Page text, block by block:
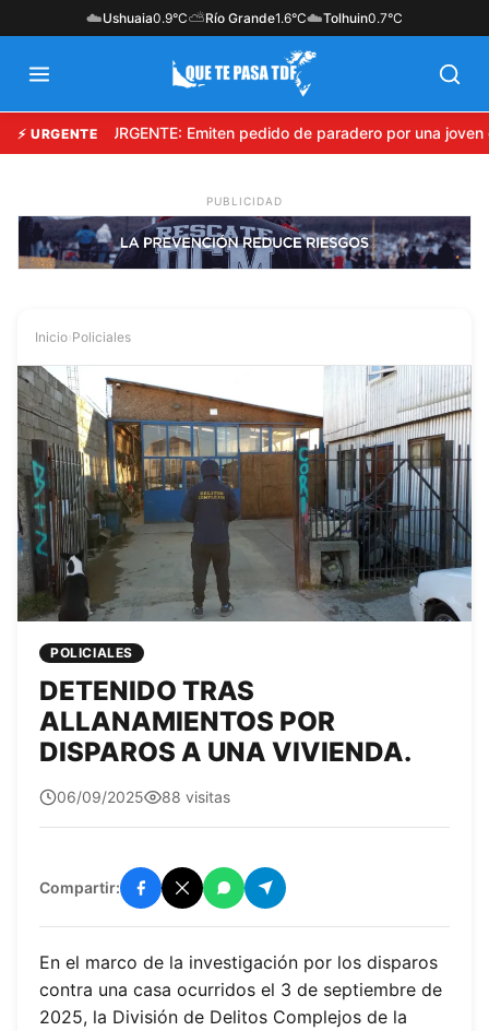
☁️Ushuaia0.9°C⛅Río Grande1.6°C☁️Tolhuin0.7°C
⚡ URGENTE URGENTE: Emiten pedido de paradero por una
Inicio Policiales
POLICIALES
DETENIDO TRAS
ALLANAMIENTOS POR
DISPAROS A UNA VIVIENDA.
Edit0r
06/09/2025 88 visitas
Compartir:
En el marco de la investigación por los disparos
contra una casa ocurridos el 3 de septiembre de
2025, la División de Delitos Complejos de la